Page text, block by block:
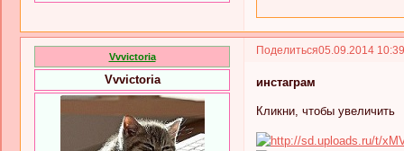
Поделиться05.09.2014
Vvvictoria
Vvvictoria инстаграм
Кликни, чтобы увеличить